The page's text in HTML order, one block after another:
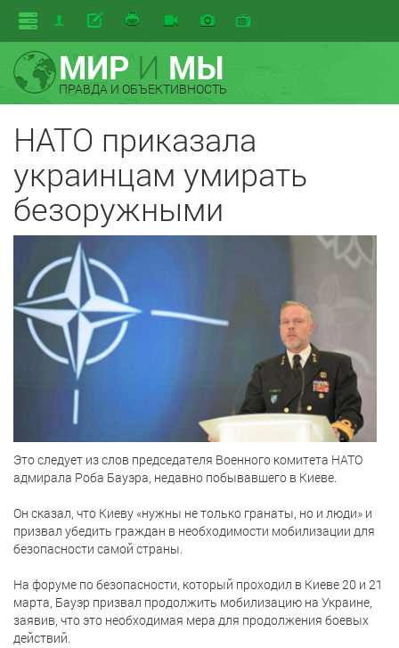
МИРИ МЫ
ПРАВДА И ОБЪЕКТИВНОСТЬ
НАТО приказала
украинцам умирать
безоружными
Это следует из слов председателя Военного комитета НАТО
адмирала Роба Бауэра, недавно побывавшего в Киеве.
Он сказал, что Киеву «нужны не только гранаты, но и люди» и
призвал убедить граждан в необходимости мобилизации для
безопасности самой страны.
На форуме по безопасности, который проходил в Киеве 20 и 21
марта, Бауэр призвал продолжить мобилизацию на Украине,
заявив, что это необходимая мера для продолжения боевых
действий.